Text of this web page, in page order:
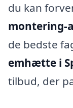
du kan
montering-
de bedste
emhætte i
tilbud, der